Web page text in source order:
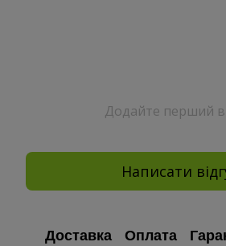
Додайте перший
Написати
Доставка Оплата